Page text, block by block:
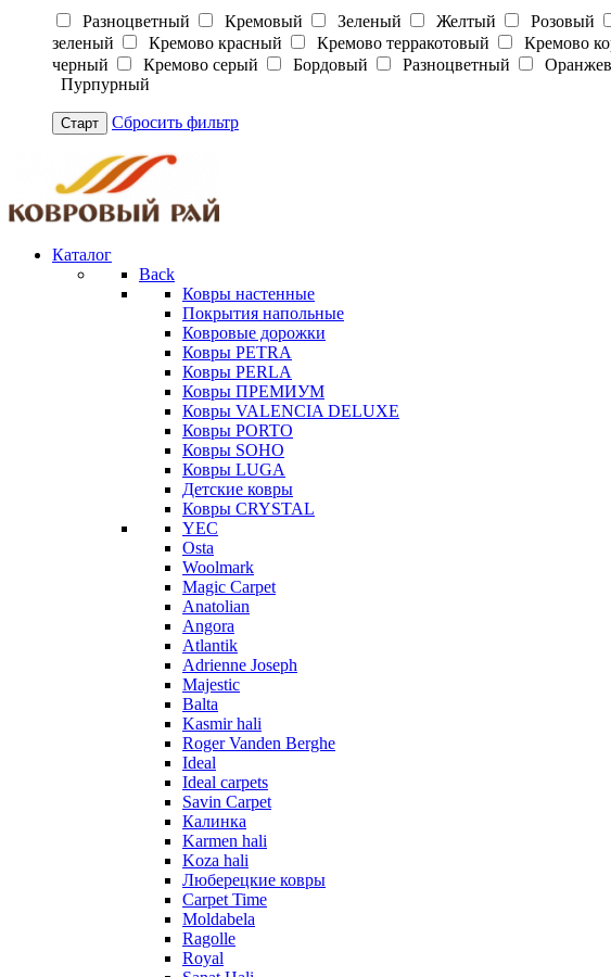
Разноцветный Кремовый Зеленый Желтый Розовый
зеленый
Кремово красный Кремово терракотовый Кремово
черный
Кремово серый Бордовый Разноцветный
Пурпурный
Старт Сбросить фильтр
Каталог
Back
Ковры настенные
Покрытия напольные
Ковровые дорожки
Ковры PETRA
Ковры PERLA
Ковры ПРЕМИУМ
Ковры VALENCIA DELUXE
Ковры PORTO
Ковры SOHO
Ковры LUGA
Детские ковры
Ковры CRYSTAL
YEC
Osta
Woolmark
Magic Carpet
Anatolian
Angora
Atlantik
Adrienne Joseph
Majestic
Balta
Kasmir hali
Roger Vanden Berghe
Ideal
Ideal carpets
Savin Carpet
Калинка
Karmen hali
Koza hali
Люберецкие ковры
Carpet Time
Moldabela
Ragolle
Royal